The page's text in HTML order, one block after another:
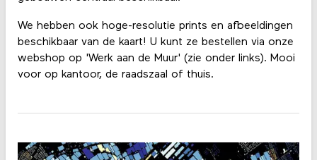
We hebben ook hoge-resolutie prints en afbeeldingen
beschikbaar van de kaart! U kunt ze bestellen via onze
webshop op 'Werk aan de Muur' (zie onder links). Mooi
voor op kantoor, de raadszaal of thuis.